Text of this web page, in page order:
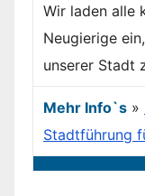
Wir laden alle
Neugierige
unserer Stadt
Mehr Info`s »
Stadtführung